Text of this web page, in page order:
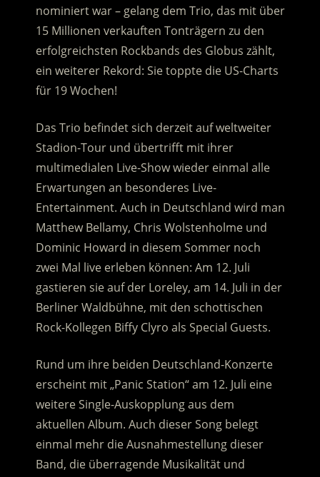
nominiert war – gelang dem Trio, das mit über
15 Millionen verkauften Tonträgern zu den
erfolgreichsten Rockbands des Globus zählt,
ein weiterer Rekord: Sie toppte die US-Charts
für 19 Wochen!
Das Trio befindet sich derzeit auf weltweiter
Stadion-Tour und übertrifft mit ihrer
multimedialen Live-Show wieder einmal alle
Erwartungen an besonderes Live-
Entertainment. Auch in Deutschland wird man
Matthew Bellamy, Chris Wolstenholme und
Dominic Howard in diesem Sommer noch
zwei Mal live erleben können: Am 12. Juli
gastieren sie auf der Loreley, am 14. Juli in der
Berliner Waldbühne, mit den schottischen
Rock-Kollegen Biffy Clyro als Special Guests.
Rund um ihre beiden Deutschland-Konzerte
erscheint mit „Panic Station“ am 12. Juli eine
weitere Single-Auskopplung aus dem
aktuellen Album. Auch dieser Song belegt
einmal mehr die Ausnahmestellung dieser
Band, die überragende Musikalität und